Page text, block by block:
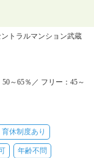
トラルマンション武蔵
～65％／ フリー：45～
育休制度あり
年齢不問